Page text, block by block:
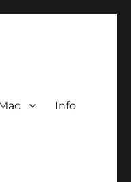
Info